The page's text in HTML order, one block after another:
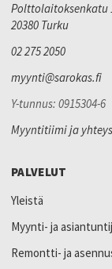
Polttolaitoksenkatu
20380 Turku
02 275 2050
myynti@sarokas.fi
Y-tunnus: 0915304-6
Myyntitiimi ja
PALVELUT
Yleistä
Myynti- ja
Remontti- ja